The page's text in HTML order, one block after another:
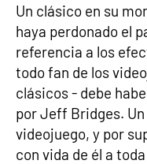
Un clásico en su
haya perdonado el
referencia a los
todo fan de los
clásicos - debe
por Jeff Bridges.
videojuego, y por
con vida de él a